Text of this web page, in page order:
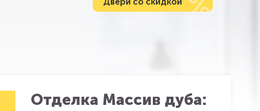
Отделка Массив дуба: